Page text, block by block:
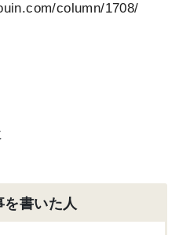
column/1708/
を書いた人